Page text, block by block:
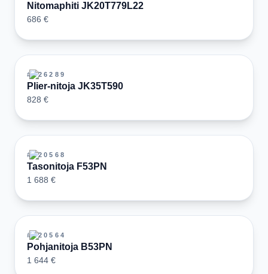
Nitomaphiti JK20T779L22
686 €
#126289
Plier-nitoja JK35T590
828 €
#120568
Tasonitoja F53PN
1 688 €
#120564
Pohjanitoja B53PN
1 644 €